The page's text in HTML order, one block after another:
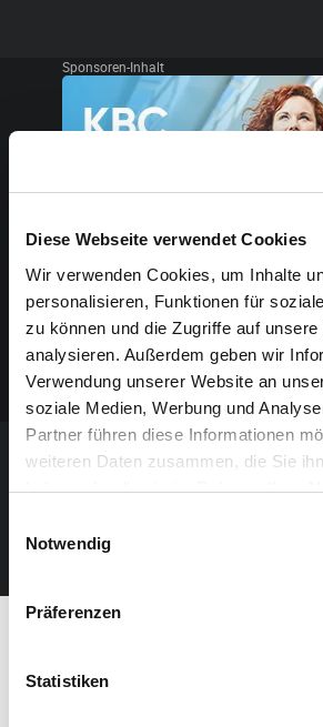
Diese Webseite verwendet Cookies
Wir verwenden Cookies, um Inhalte
personalisieren, Funktionen für
zu können und die Zugriffe auf
analysieren. Außerdem geben wir
Verwendung unserer Website an
soziale Medien, Werbung und
Partner führen diese Informationen
weiteren Daten zusammen, die Sie
haben oder die sie im Rahmen Ihrer
Notwendig
Präferenzen
Statistiken
Sponsoren-Inhalt
VERANSTALTUNG
JETZT UNSEREN NEWSLETTER